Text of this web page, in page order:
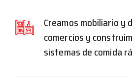
Creamos mobiliario y
comercios y
sistemas de comida